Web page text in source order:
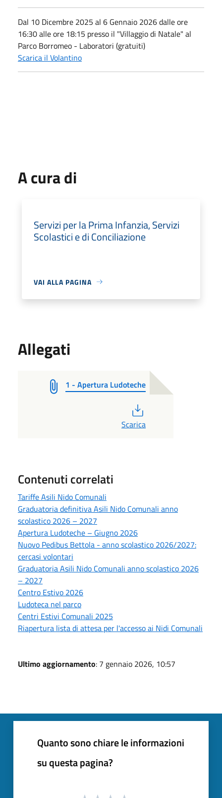
Dal 10 Dicembre 2025 al 6 Gennaio 2026 dalle ore
16:30 alle ore 18:15 presso il "Villaggio di Natale" al
Parco Borromeo - Laboratori (gratuiti)
Scarica il Volantino
A cura di
Servizi per la Prima Infanzia, Servizi
Scolastici e di Conciliazione
VAI ALLA PAGINA
Allegati
1 - Apertura Ludoteche
Scarica
Contenuti correlati
Tariffe Asili Nido Comunali
Graduatoria definitiva Asili Nido Comunali anno
scolastico 2026 – 2027
Apertura Ludoteche – Giugno 2026
Nuovo Pedibus Bettola - anno scolastico 2026/2027:
cercasi volontari
Graduatoria Asili Nido Comunali anno scolastico 2026
– 2027
Centro Estivo 2026
Ludoteca nel parco
Centri Estivi Comunali 2025
Riapertura lista di attesa per l'accesso ai Nidi Comunali
Ultimo aggiornamento: 7 gennaio 2026, 10:57
Quanto sono chiare le informazioni
su questa pagina?